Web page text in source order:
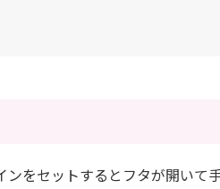
をセットするとフタが開いて